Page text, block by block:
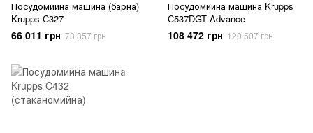
Посудомийна машина (барна)
Krupps C327
66 011 грн 73 357 грн
Посудомийна машина Krupps
C537DGT Advance
108 472 грн 120 507 грн